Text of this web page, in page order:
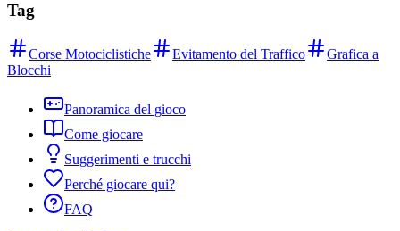
Tag
Corse Motociclistiche Evitamento del Traffico
Grafica a
Blocchi
Panoramica del gioco
Come giocare
Suggerimenti e trucchi
Perché giocare qui?
FAQ